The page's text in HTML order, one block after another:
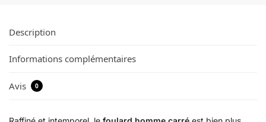
Description
Informations complémentaires
Avis 0